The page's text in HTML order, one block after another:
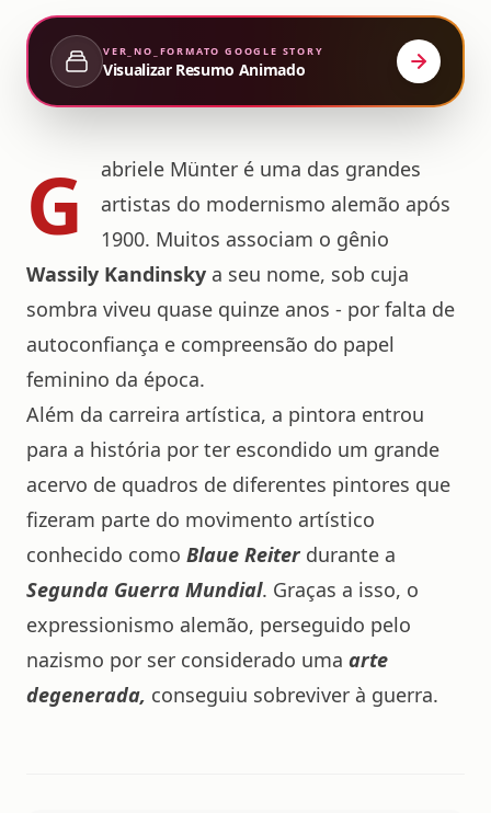
VER_NO_FORMATO GOOGLE STORY
Visualizar Resumo Animado
G
abriele Münter é uma das grandes
artistas do modernismo alemão após
1900. Muitos associam o gênio
Wassily Kandinsky a seu nome, sob cuja
sombra viveu quase quinze anos - por falta de
autoconfiança e compreensão do papel
feminino da época.
Além da carreira artística, a pintora entrou
para a história por ter escondido um grande
acervo de quadros de diferentes pintores que
fizeram parte do movimento artístico
conhecido como Blaue Reiter durante a
Segunda Guerra Mundial. Graças a isso, o
expressionismo alemão, perseguido pelo
nazismo por ser considerado uma arte
degenerada, conseguiu sobreviver à guerra.